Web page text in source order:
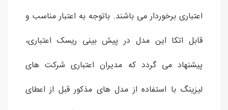
اعتباری برخوردار می باشند. باتوجه به اعتبار مناسب و
قابل اتکا این مدل در پیش بینی ریسک اعتباری،
پیشنهاد می گردد که مدیران اعتباری شرکت های
لیزینگ با استفاده از مدل های مذکور قبل از اعطای